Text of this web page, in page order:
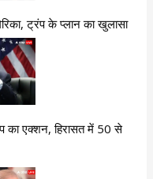
ट्रंप के प्लान का खुलासा
का एक्शन, हिरासत में 50 से